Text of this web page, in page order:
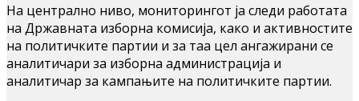
На централно ниво, мониторингот ја следи работата
на Државната изборна комисија, како и активностите
на политичките партии и за таа цел ангажирани се
аналитичари за изборна администрација и
аналитичар за кампањите на политичките партии.